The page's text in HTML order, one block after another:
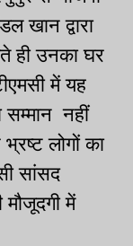
खान द्वारा
ही उनका घर
में यह
सम्मान नहीं
लोगों का
सांसद
में